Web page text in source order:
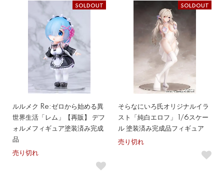
SOLDOUT
ルルメク Re:ゼロから始める異
世界生活「レム」【再販】 デフ
ォルメフィギュア塗装済み完成
品
売り切れ
SOLDOUT
そらなにいろ氏オリジナルイラ
スト「純白エロフ」 1/6スケー
ル 塗装済み完成品フィギュア
売り切れ